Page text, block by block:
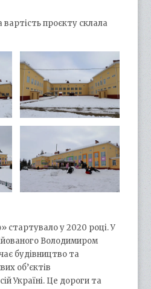
проєкту склала
стартувало у 2020 році. У
Володимиром
будівництво та
об’єктів
Україні. Це дороги та